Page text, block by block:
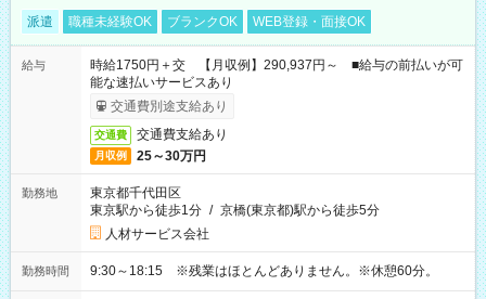
派遣 職種未経験OK ブランクOK WEB登録・面接OK
給与
時給1750円＋交 【月収例】290,937円～ ■給与の前払いが可
能な速払いサービスあり
交通費別途支給あり
交通費 交通費支給あり
月収例 25～30万円
勤務地
東京都千代田区
東京駅から徒歩1分 / 京橋(東京都)駅から徒歩5分
人材サービス会社
勤務時間 9:30～18:15 ※残業はほとんどありません。※休憩60分。